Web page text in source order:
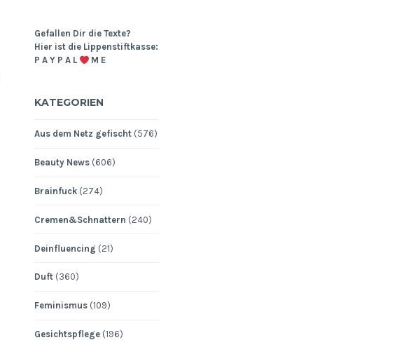
Gefallen Dir die Texte?
Hier ist die Lippenstiftkasse:
P A Y P A L
M E
KATEGORIEN
Aus dem Netz gefischt(576)
Beauty News(606)
Brainfuck(274)
Cremen&Schnattern (240)
Deinfluencing (21)
Duft(360)
Feminismus(109)
Gesichtspflege(196)